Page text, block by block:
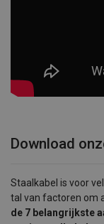
Download
Staalkabel is voor
tal van factoren om
de 7 belangrijkste